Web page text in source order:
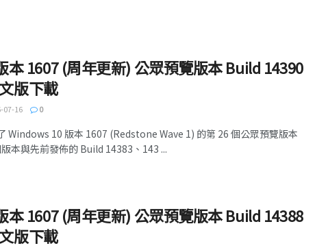
本 1607 (周年更新) 公眾預覽版本 Build 14390
版下載
07-16 0
Windows 10 版本 1607 (Redstone Wave 1) 的第 26 個公眾預覽版本
本與先前發佈的 Build 14383、143 ...
本 1607 (周年更新) 公眾預覽版本 Build 14388
版下載